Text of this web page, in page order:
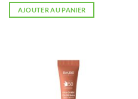
initial
était :
actuel
AJOUTER AU PANIER